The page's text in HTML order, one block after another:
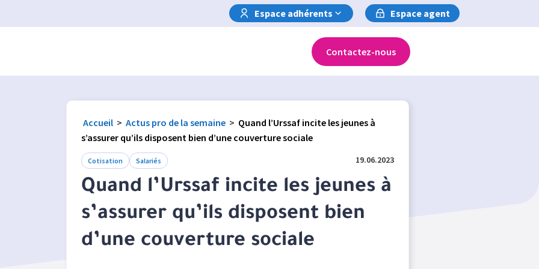
Espace adhérents
Espace agent
Contactez-nous
Accueil > Actus pro de la semaine > Quand l’Urssaf incite les jeunes à
s’assurer qu’ils disposent bien d’une couverture sociale
Cotisation Salariés 19.06.2023
Quand l’Urssaf incite les jeunes à
s’assurer qu’ils disposent bien
d’une couverture sociale